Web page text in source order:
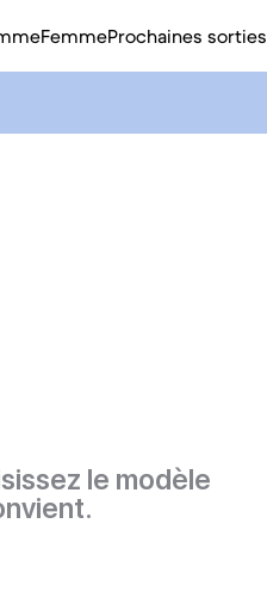
FemmeProchaines sorties
le modèle